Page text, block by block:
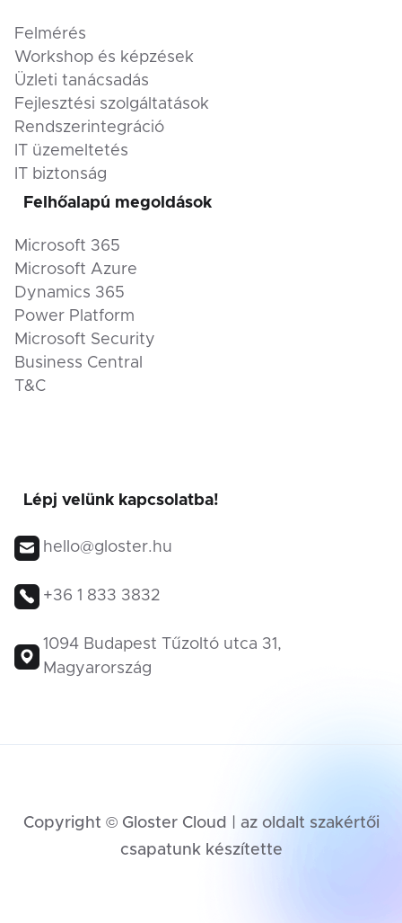
Felmérés
Workshop és képzések
Üzleti tanácsadás
Fejlesztési szolgáltatások
Rendszerintegráció
IT üzemeltetés
IT biztonság
Felhőalapú megoldások
Microsoft 365
Microsoft Azure
Dynamics 365
Power Platform
Microsoft Security
Business Central
T&C
Lépj velünk kapcsolatba!
hello@gloster.hu
+36 1 833 3832
1094 Budapest Tűzoltó utca 31,
Magyarország
Copyright © Gloster Cloud | az oldalt szakértői
csapatunk készítette